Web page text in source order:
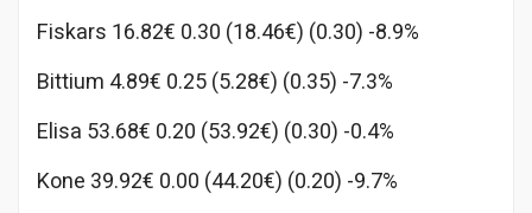
Fiskars 16.82€ 0.30 (18.46€) (0.30) -8.9%
Bittium 4.89€ 0.25 (5.28€) (0.35) -7.3%
Elisa 53.68€ 0.20 (53.92€) (0.30) -0.4%
Kone 39.92€ 0.00 (44.20€) (0.20) -9.7%